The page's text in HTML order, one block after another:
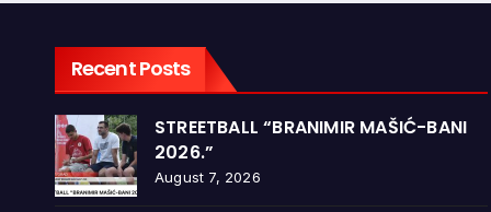
Recent Posts
STREETBALL “BRANIMIR MAŠIĆ-BANI
2026.”
August 7, 2026